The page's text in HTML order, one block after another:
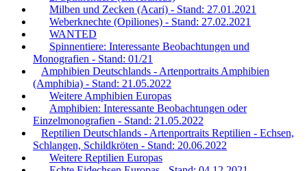
Milben und Zecken (Acari) - Stand: 27.01.2021
Weberknechte (Opiliones) - Stand: 27.02.2021
WANTED
Spinnentiere: Interessante Beobachtungen und
Monografien - Stand: 01/21
Amphibien Deutschlands - Artenportraits Amphibien
(Amphibia) - Stand: 21.05.2022
Weitere Amphibien Europas
Amphibien: Interessante Beobachtungen oder
Einzelmonografien - Stand: 21.05.2022
Reptilien Deutschlands - Artenportraits Reptilien - Echsen,
Schlangen, Schildkröten - Stand: 20.06.2022
Weitere Reptilien Europas